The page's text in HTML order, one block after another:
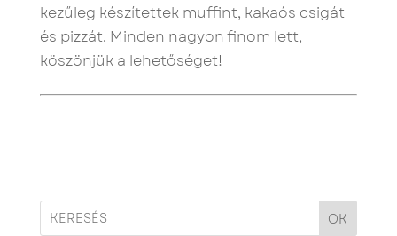
kezűleg készítettek muffint, kakaós csigát
és pizzát. Minden nagyon finom lett,
köszönjük a lehetőséget!
OK